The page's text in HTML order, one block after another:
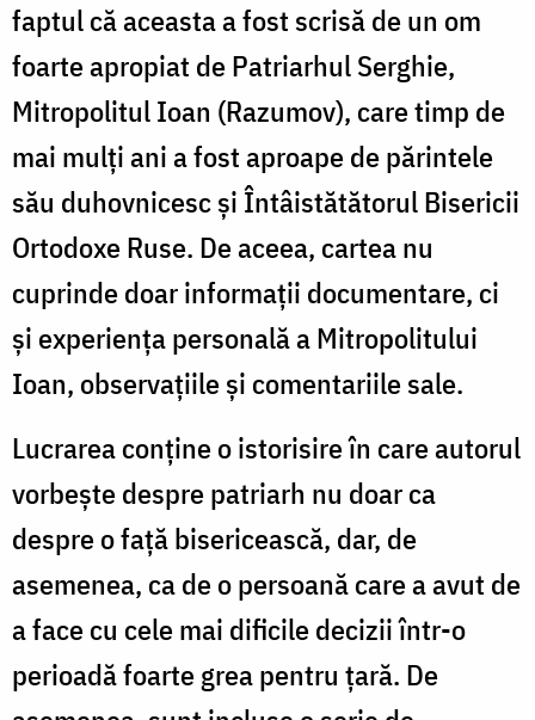
faptul că aceasta a fost scrisă de un om
foarte apropiat de Patriarhul Serghie,
Mitropolitul Ioan (Razumov), care timp de
mai mulți ania fost aproape de părintele
său duhovnicesc și Întâistătătorul Bisericii
Ortodoxe Ruse. De aceea, cartea nu
cuprinde doar informații documentare, ci
și experiența personală a Mitropolitului
Ioan, observațiile și comentariile sale.
Lucrarea conține o istorisire în care autorul
vorbește despre patriarh nu doar ca
despre o față bisericească, dar, de
asemenea, ca de o persoană care a avut de
a face cu cele mai dificile decizii într-o
perioadă foarte grea pentru țară. De